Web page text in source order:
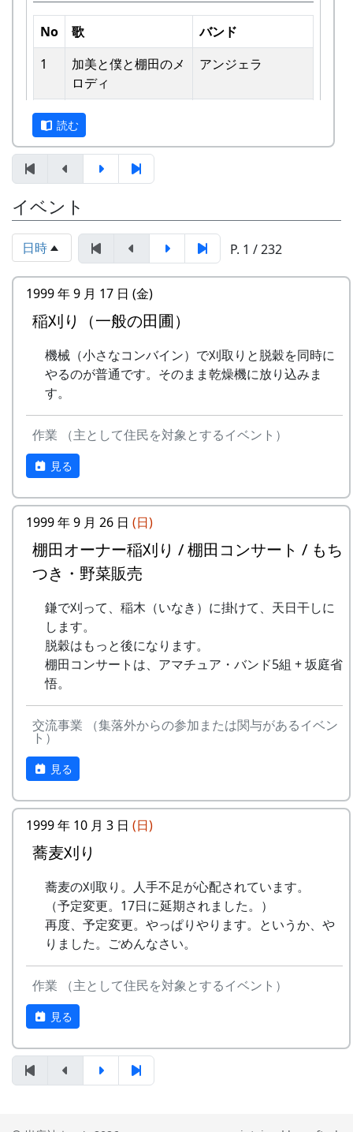
田んぼの真ん中で山積みの卵の箱を受け取り、バ
ンドメンバーで分けて持って帰ろうとしてたら、
他のバンドに目茶苦茶うらやましがられたのを覚
えています。
しばらくメンバーのお家では、おいしい“たまご
かけごはん”や“卵料理”を味わうことができ、「音
楽やっててよかったなあ」と思った瞬間でした
～。 (ポン四郎）
棚田のイネに
里山の自然と暮らしを守ろうと、全国に棚田オー
ある都会の若者が、棚田で田植えをして地元の人
に管理してもらい、収穫を楽しみに１年を過ごす
姿を想像して詩を書きました。
相棒の“うらめしあ”が曲をつけてくれて、兵庫県
のとある棚田コンサート（収穫日に田んぼでライ
ブする企画）でみんなで歌った思い出の楽曲で
す。（ポン四郎）
水と太陽の国で
稲刈りの日、田んぼでオリジナル曲を披露・演奏
する棚田コンサート。
夏のイメージを色濃く出した曲です。
水田に降り注ぐ“雨”と“太陽の光”が、私達の命を
支えているのだと実感させられた「里山のよきイ
収穫祭にて
予告編
「この村に、喰われる」、「この村を、喰ってや
る」って、いやいやいや、岩座神はそんな村じゃ
ありませんよ。
No 歌
バンド
1
加美と僕と棚⽥のメ
ロディ
アンジェラ
2 歌おうみんなで
ワンス・アンド・フ
ォーエバー
4 僕の中のふるさと
H CORPORATION
II
棚⽥のイネに
メシアとポン四郎
6
ふるさと加美の⾥へ
7
棚⽥の⾵
アンジェラ
9
⻩⾦の海
アンジェラ
10
11
帰郷〜2000〜9⽉吉
⽇
三畳⼀間
12 帰郷
なでしこ
13
僕は棚⽥の中にいる
14
静かに時は…
H CORPORATION
15
⽔と太陽の国で
メシアとポン四郎
バンド
17
棚⽥のステージへ アンジェラ
2000年 加美町〜棚⽥の秋〜 穫れたての
⾥へ
ド
2
加美の⾥か
ら'98
パルス
3 永遠の⾥
すぱ
4
棚⽥の⾵
うた
6 あしたは帰ろう
読む
イベント
日時 P. 1 / 232
1999 年 9 月 17 日 (金)
稲刈り（一般の田圃）
機械（小さなコンバイン）で刈取りと脱穀を同時に
やるのが普通です。そのまま乾燥機に放り込みま
す。
作業 （主として住民を対象とするイベント）
見る
1999 年 9 月 26 日 (日)
棚田オーナー稲刈り / 棚田コンサート / もち
つき・野菜販売
鎌で刈って、稲木（いなき）に掛けて、天日干しに
します。
脱穀はもっと後になります。
棚田コンサートは、アマチュア・バンド5組 + 坂庭省
悟。
交流事業 （集落外からの参加または関与があるイベン
ト）
見る
1999 年 10 月 3 日 (日)
蕎麦刈り
蕎麦の刈取り。人手不足が心配されています。
（予定変更。17日に延期されました。）
再度、予定変更。やっぱりやります。というか、や
りました。ごめんなさい。
作業 （主として住民を対象とするイベント）
見る